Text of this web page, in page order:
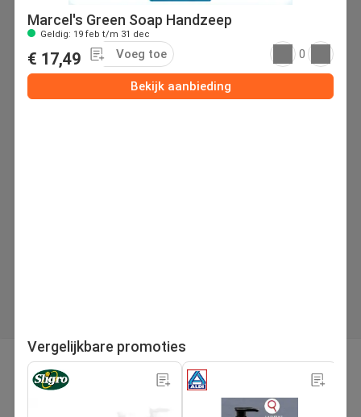
pagina
1/71
Marcel's Green Soap Handzeep
Geldig: 19 feb t/m 31 dec
€ 17,49 Voeg toe 0
Bekijk aanbieding
Vergelijkbare promoties